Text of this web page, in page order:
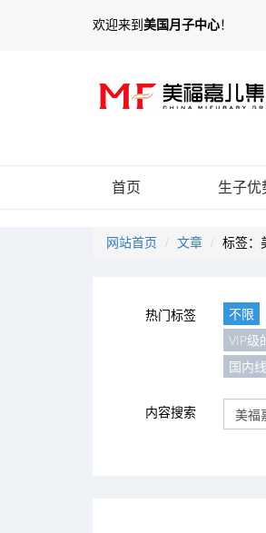
欢迎来到 美国月子中心！
首页 生子优
网站首页 文章 标签：
热门标签 不限
VIP级
国内
内容搜索